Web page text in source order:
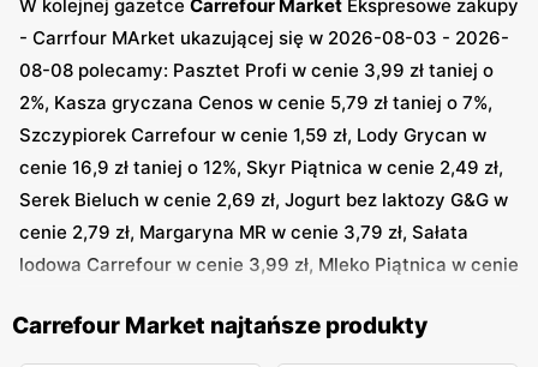
W kolejnej gazetce Carrefour Market Ekspresowe zakupy
- Carrfour MArket ukazującej się w 2026-08-03 - 2026-
08-08 polecamy: Pasztet Profi w cenie 3,99 zł taniej o
2%, Kasza gryczana Cenos w cenie 5,79 zł taniej o 7%,
Szczypiorek Carrefour w cenie 1,59 zł, Lody Grycan w
cenie 16,9 zł taniej o 12%, Skyr Piątnica w cenie 2,49 zł,
Serek Bieluch w cenie 2,69 zł, Jogurt bez laktozy G&G w
cenie 2,79 zł, Margaryna MR w cenie 3,79 zł, Sałata
lodowa Carrefour w cenie 3,99 zł, Mleko Piątnica w cenie
Carrefour Market najtańsze produkty